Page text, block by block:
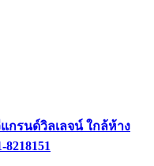
กรนด์วิลเลจน์ ใกล้ห้าง